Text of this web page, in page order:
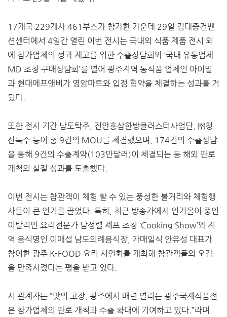
17개국 229개사 461부스가 참가한 가운데 29일 김대중컨벤
션센터에서 4일간 열린 이번 전시는 국내외 식품 제품 전시 외
에 참가업체의 성과 제고를 위한 수출상담회와 ‘국내 유통업체
MD 초청 구매상담회’를 열어 광주지역 농식품 업체인 아이밀
과 현대에프앤비가 영암마트와 입점 협약을 체결하는 성과를 거
뒀다.
또한 전시 기간 남도탁주, 진안홍삼한방클러스터사업단, ㈜청
산녹수 등이 총 9건의 MOU를 체결했으며, 174건의 수출상담
을 통해 9건의 수출계약(103만달러)이 체결되는 등 해외 판로
개척의 실질 성과를 도출했다.
이번 전시는 참관객이 체험 할 수 있는 풍성한 볼거리와 체험행
사들이 큰 인기를 끌었다. 특히, 최근 방송가에서 인기몰이 중인
이탈리안 요리전문가 남성렬 셰프 초청 ‘Cooking Show’와 지
역 음식명인 이애섭 남도의례음식장, 가매일식 안유성 대표가
참여한 광주 K-FOOD 요리 시연회를 개최해 참관객들의 오감
을 만족시켰다는 평을 받고 있다.
시 관계자는 “맛의 고장, 광주에서 매년 열리는 광주국제식품전
은 참가업체의 판로 개척과 수출 확대에 기여하고 있다.”라며